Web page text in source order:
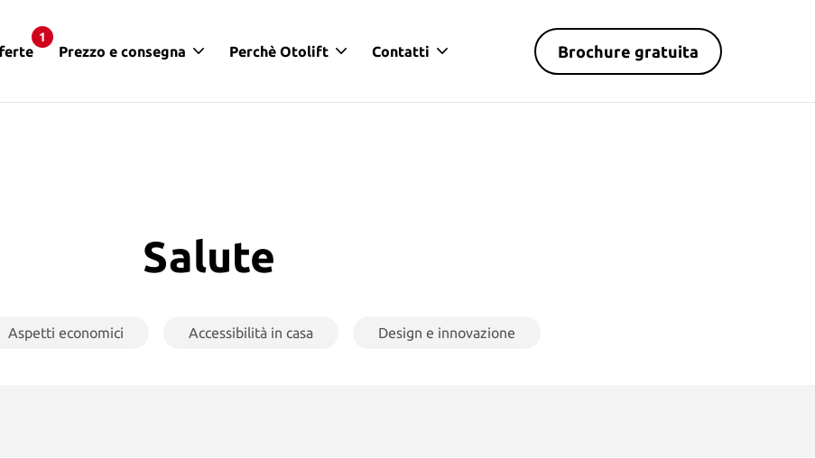
1
Prezzo e consegna Perchè Otolift Contatti Brochure gratuita
Salute
Aspetti economici Accessibilità in casa Design e innovazione